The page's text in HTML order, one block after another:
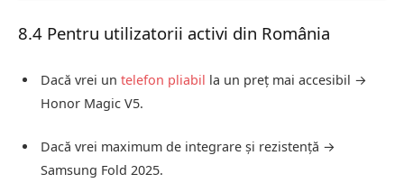
8.4 Pentru utilizatorii activi din România
Dacă vrei un telefon pliabil la un preț mai accesibil →
Honor Magic V5.
Dacă vrei maximum de integrare și rezistență →
Samsung Fold 2025.